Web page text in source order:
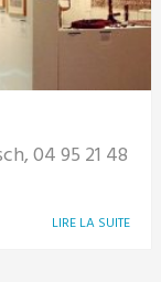
04 95 21 48
LIRE LA SUITE